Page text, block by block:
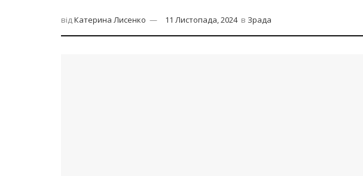
відКатерина Лисенко 11 Листопада, 2024 в Зрада